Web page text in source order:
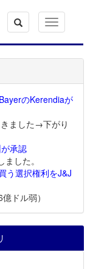
Toggle
navigation
のKerendiaが
ました→下がり
承認
した。
う選択権利をJ&J
ドル弱）